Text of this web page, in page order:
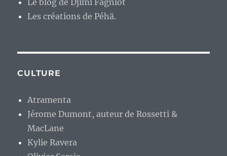
Le blog de Djimi Fagniot
Les créations de Péhä.
CULTURE
Atramenta
Jérome Dumont, auteur de Rossetti &
MacLane
Kylie Ravera